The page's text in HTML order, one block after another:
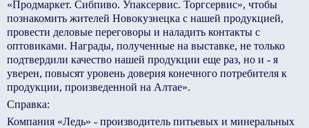
«Продмаркет. Сибпиво. Упаксервис. Торгсервис», чтобы
познакомить жителей Новокузнецка с нашей продукцией,
провести деловые переговоры и наладить контакты с
оптовиками. Награды, полученные на выставке, не только
подтвердили качество нашей продукции еще раз, но и - я
уверен, повысят уровень доверия конечного потребителя к
продукции, произведенной на Алтае».
Справка:
Компания «Ледь» - производитель питьевых и минеральных